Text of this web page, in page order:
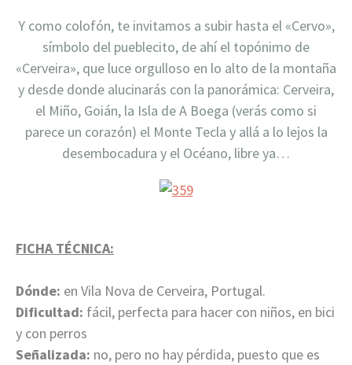
Y como colofón, te invitamos a subir hasta el «Cervo»,
símbolo del pueblecito, de ahí el topónimo de
«Cerveira», que luce orgulloso en lo alto de la montaña
y desde donde alucinarás con la panorámica: Cerveira,
el Miño, Goián, la Isla de A Boega (verás como si
parece un corazón) el Monte Tecla y allá a lo lejos la
desembocadura y el Océano, libre ya…
FICHA TÉCNICA:
Dónde: en Vila Nova de Cerveira, Portugal.
Dificultad: fácil, perfecta para hacer con niños, en bici
y con perros
Señalizada: no, pero no hay pérdida, puesto que es